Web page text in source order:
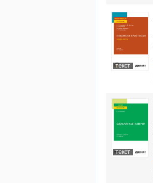
текст
текст